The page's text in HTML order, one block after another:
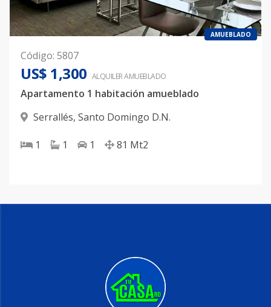
AMUEBLADO
Código: 5807
US$ 1,300 ALQUILERAMUEBLADO
Apartamento 1 habitación amueblado
Serrallés, Santo Domingo D.N.
1 1 1 81 Mt2